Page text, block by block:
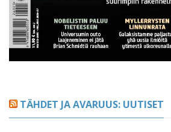
TÄHDET JA AVARUUS: UUTISET